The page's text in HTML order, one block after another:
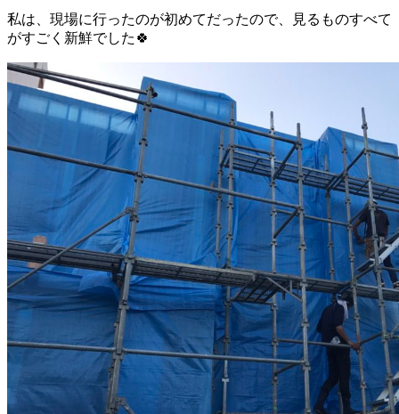
私は、現場に行ったのが初めてだったので、見るものすべて
がすごく新鮮でした🍀